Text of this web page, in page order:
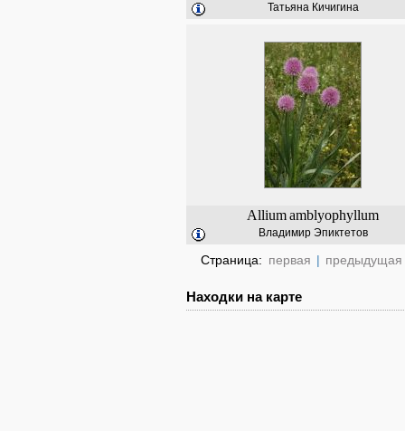
Татьяна Кичигина
Alliumamblyophyllum
Владимир Эпиктетов
Страница: первая | предыдущая
Находки на карте